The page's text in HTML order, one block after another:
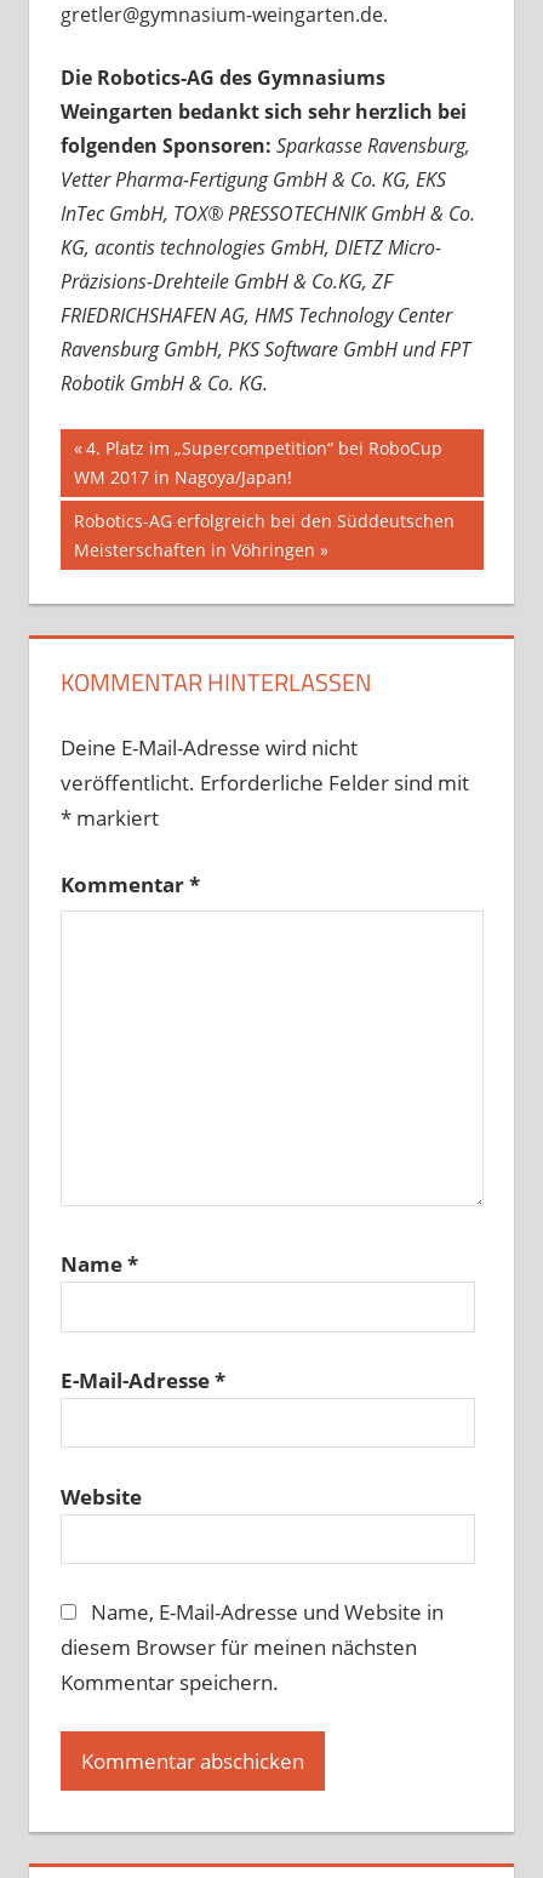
gretler@gymnasium-weingarten.de.
Die Robotics-AG des Gymnasiums
Weingarten bedankt sich sehr herzlich bei
folgenden Sponsoren: Sparkasse Ravensburg,
Vetter Pharma-Fertigung GmbH & Co. KG, EKS
InTec GmbH, TOX® PRESSOTECHNIK GmbH & Co.
KG, acontis technologies GmbH, DIETZ Micro-
Präzisions-Drehteile GmbH & Co.KG, ZF
FRIEDRICHSHAFEN AG, HMS Technology Center
Ravensburg GmbH, PKS Software GmbH und FPT
Robotik GmbH & Co. KG.
Beitragsnavigation
Vorheriger
Beitrag:
4. Platz im „Supercompetition“ bei RoboCup
WM 2017 in Nagoya/Japan!
Nächster
Beitrag:
Robotics-AG erfolgreich bei den Süddeutschen
Meisterschaften in Vöhringen
KOMMENTAR HINTERLASSEN
Deine E-Mail-Adresse wird nicht
veröffentlicht. Erforderliche Felder sind mit
*markiert
Kommentar*
Name*
E-Mail-Adresse*
Website
Name, E-Mail-Adresse und Website in
diesem Browser für meinen nächsten
Kommentar speichern.